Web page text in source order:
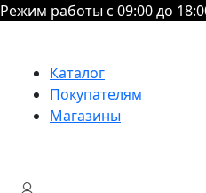
Режим работы с 09:00 до
Каталог
Покупателям
Магазины